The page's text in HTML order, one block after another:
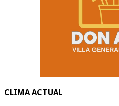
CLIMA ACTUAL